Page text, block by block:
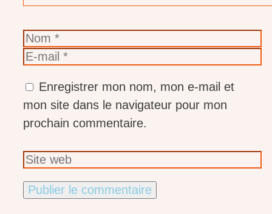
Nom
E-
Enregistrer mon nom, mon e-mail et
mon site dans le navigateur pour mon
prochain commentaire.
Site